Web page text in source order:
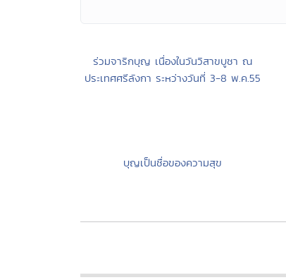
ร่วมจาริกบุญ เนื่องในวันวิสาขบูชา ณ
ประเทศศรีลังกา ระหว่างวันที่ 3-8 พ.ค.55
บุญเป็นชื่อของความสุข